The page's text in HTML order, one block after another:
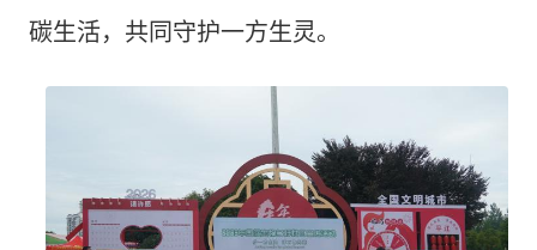
碳生活，共同守护一方生灵。